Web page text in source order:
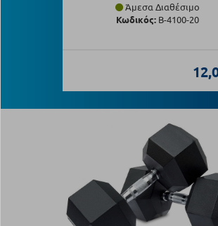
Άμεσα Διαθέσιμο
Κωδικός: Β-4100-20